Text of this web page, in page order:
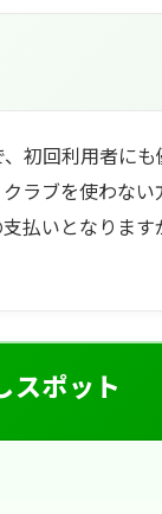
初回利用者に
ラブを使わな
払いとなりま
スポット